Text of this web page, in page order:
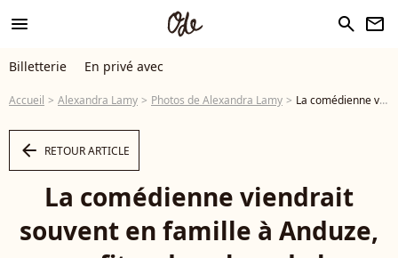
menu search newsletter
Billetterie En privé avec
Accueil Alexandra Lamy Photos de Alexandra Lamy La comédienne viendrait souvent en famille à Anduze, profiter du calme de la nature environnante et des bonnes tables du coin... Thomas Jouannet, Chloé Jouannet, Audrey Lamy et Alexandra Lamy arrivent à la cérémonie d'ouverture du 29ème Festival du Film de Comédie à L'Alpe d'Huez, France, le 19 janvier 2026. Photo Mireille Ampilhac/Abaca - Photo
arrow_left RETOUR ARTICLE
La comédienne viendrait
souvent en famille à Anduze,